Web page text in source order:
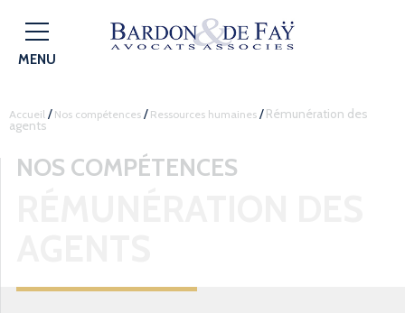
MENU
Accueil / Nos compétences / Ressources humaines /Rémunération des
agents
NOS COMPÉTENCES